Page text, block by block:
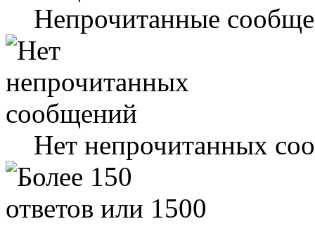
Непрочитанные
Нет непрочитанных